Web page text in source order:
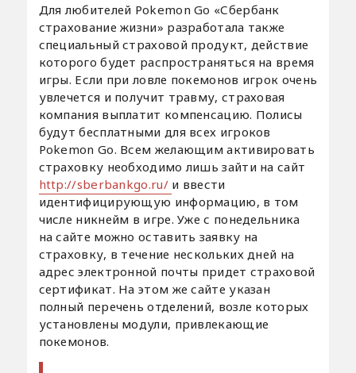
Для любителей Pokemon Go «Сбербанк
страхование жизни» разработала также
специальный страховой продукт, действие
которого будет распространяться на время
игры. Если при ловле покемонов игрок очень
увлечется и получит травму, страховая
компания выплатит компенсацию. Полисы
будут бесплатными для всех игроков
Pokemon Go. Всем желающим активировать
страховку необходимо лишь зайти на сайт
http://sberbankgo.ru/ и ввести
идентифицирующую информацию, в том
числе никнейм в игре. Уже с понедельника
на сайте можно оставить заявку на
страховку, в течение нескольких дней на
адрес электронной почты придет страховой
сертификат. На этом же сайте указан
полный перечень отделений, возле которых
установлены модули, привлекающие
покемонов.